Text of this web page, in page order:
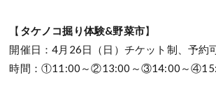
【 タケノコ掘り体験&野菜市】
開催日：4月26日（日）チケット制、予約
時間：①11:00～②13:00～③14:00～